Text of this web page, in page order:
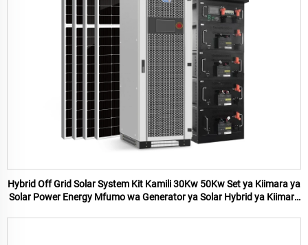
Hybrid Off Grid Solar System Kit Kamili 30Kw 50Kw Set ya Kiimara ya
Solar Power Energy Mfumo wa Generator ya Solar Hybrid ya Kiimara